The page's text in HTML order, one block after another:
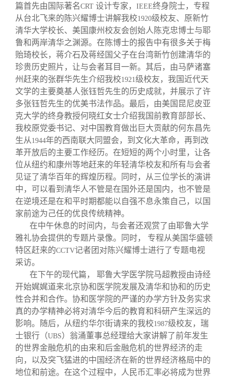
联系我们
篇首先由国际著名CRT 设计专家， IEEE终身院士，专程
从台北飞来的陈兴耀博士讲解我校1920级校友、原新竹
清华大学校长、美国康州校友会创始人陈克忠博士与耶
鲁和两岸清华之渊源。在陈博士的报告中有很多关于梅
贻琦校长，蒋介石及蒋经国父子在台湾新竹创建清华的
珍贵历史照片，让与会者耳目一新。其后，由马萨诸塞
州赶来的张群华先生介绍我校1921级校友，我国近代天
文学的主要奠基人张钰哲先生的历史成就，并展示了许
多张钰哲先生的优美书法作品。最后，由美国昆尼皮亚
克大学的终身教授何晓红女士介绍我国前教育部部长、
我校原党委书记、对中国教育做出巨大贡献的何东昌先
生从 1944年的西南联大同盟会，到文化大革命，再到改
革开放后的主要工作经历。在短短的两个小时里，让各
位从纽约和康州等地赶来的年轻清华校友和所有与会者
见证了清华百年的辉煌历程。同时，从三位学长的演讲
中，可以看到清华人不管是在国外还是国内，也不管是
在逆境还是在和平时期都能以自强不息永策自己，以国
家前途为己任的优良传统精神。
在中午休息的时间内，与会者还观赏了由耶鲁大学
雅礼协会提供的专题片录像。同时， 专程从美国华盛顿
特区赶来的CCTV记者团对陈兴耀博士进行了专题电视
采访。
在下午的现代篇， 耶鲁大学医学院马超教授由诗经
开始娓娓道来北京协和医学院发展及清华和协和的历史
性合并和合作。协和医学院的严谨的办学方针及务实求
真的办学精神必将对清华今后的教育和科研产生深远的
影响。随后，从纽约华尔街请来的我校1987级校友，瑞
士银行（UBS）翁涌董事总经理给大家讲解了前年发生
的世界金融危机的由来和后金融危机的世界经济的走
向，以及突飞猛进的中国经济在新的世界经济格局中的
地位和前途。在这个过程中，人民币汇率必将成为世界